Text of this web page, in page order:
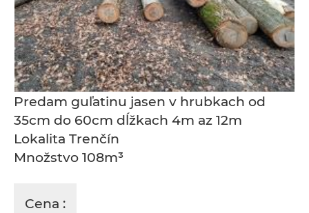
Predam guľatinu jasen v hrubkach od
35cm do 60cm dĺžkach 4m az 12m
Lokalita Trenčín
Množstvo 108m³
Cena :